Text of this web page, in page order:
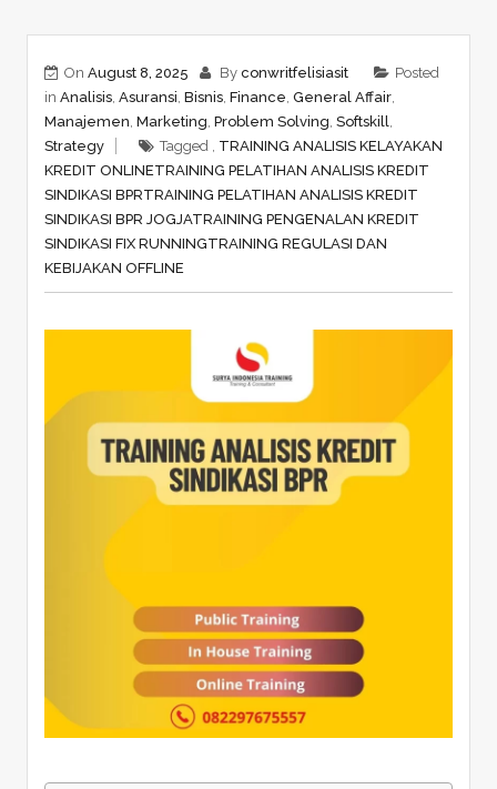
On August 8, 2025 By conwritfelisiasit
Posted
in Analisis, Asuransi, Bisnis, Finance, General Affair,
Manajemen, Marketing, Problem Solving, Softskill,
Strategy
Tagged , TRAINING ANALISIS KELAYAKAN
KREDIT ONLINETRAINING PELATIHAN ANALISIS KREDIT
SINDIKASI BPRTRAINING PELATIHAN ANALISIS KREDIT
SINDIKASI BPR JOGJATRAINING PENGENALAN KREDIT
SINDIKASI FIX RUNNINGTRAINING REGULASI DAN
KEBIJAKAN OFFLINE